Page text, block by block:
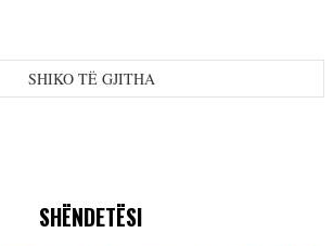
SHIKO TË GJITHA
SHËNDETËSI